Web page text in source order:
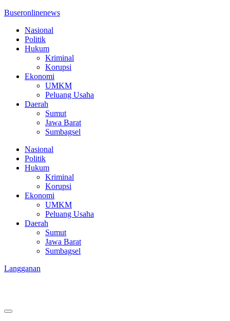
Buseronlinenews
Nasional
Politik
Hukum
Kriminal
Korupsi
Ekonomi
UMKM
Peluang Usaha
Daerah
Sumut
Jawa Barat
Sumbagsel
Nasional
Politik
Hukum
Kriminal
Korupsi
Ekonomi
UMKM
Peluang Usaha
Daerah
Sumut
Jawa Barat
Sumbagsel
Langganan